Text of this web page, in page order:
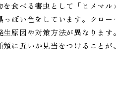
食べる害虫として「ヒメマ
ぽい色をしています。クロ
原因や対策方法が異なりま
に近いか見当をつけること